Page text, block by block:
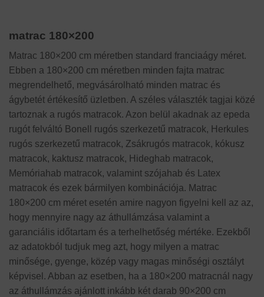
matrac 180×200
Matrac 180×200 cm méretben standard franciaágy méret.
Ebben a 180×200 cm méretben minden fajta matrac
megrendelhető, megvásárolható minden matrac és
ágybetét értékesítő üzletben. A széles választék tagjai közé
tartoznak a rugós matracok. Azon belül akadnak az epeda
rugót felváltó Bonell rugós szerkezetű matracok, Herkules
rugós szerkezetű matracok, Zsákrugós matracok, kókusz
matracok, kaktusz matracok, Hideghab matracok,
Memóriahab matracok, valamint szójahab és Latex
matracok és ezek bármilyen kombinációja. Matrac
180×200 cm méret esetén amire nagyon figyelni kell az az,
hogy mennyire nagy az áthullámzása valamint a
garanciális időtartam és a terhelhetőség mértéke. Ezekből
az adatokból tudjuk meg azt, hogy milyen a matrac
minősége, gyenge, közép vagy magas minőségi osztályt
képvisel. Abban az esetben, ha a 180×200 matracnál nagy
az áthullámzás ajánlott inkább két darab 90×200 cm